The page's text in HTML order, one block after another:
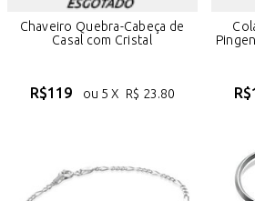
Chaveiro Quebra-Cabeça de
Casal com Cristal
R$119 ou 5 X R$ 23.80 R$